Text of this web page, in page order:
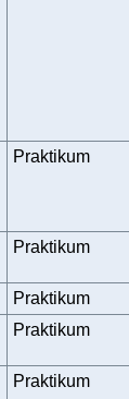
Praktikum
Praktikum
Praktikum
Praktikum
Praktikum